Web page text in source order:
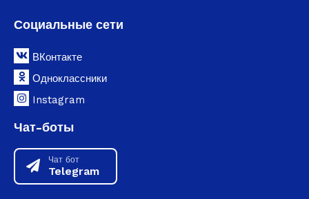
Социальные сети
ВКонтакте
Одноклассники
Instagram
Чат-боты
Чат бот
Telegram